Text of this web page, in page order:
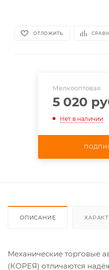
ОТЛОЖИТЬ
Мелкооптовая
5 020
Нет в наличии
ОПИСАНИЕ
Механические торговые
(КОРЕЯ) отличаются